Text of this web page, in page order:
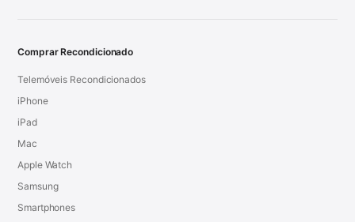
Comprar Recondicionado
Telemóveis Recondicionados
iPhone
iPad
Mac
Apple Watch
Samsung
Smartphones